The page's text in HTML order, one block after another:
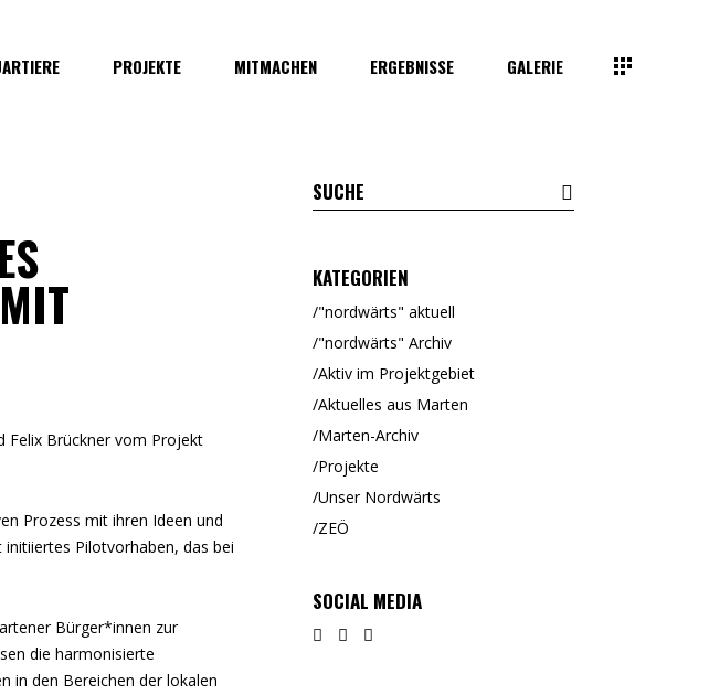
PROJEKTE MITMACHEN ERGEBNISSE GALERIE
Felix Brückner vom Projekt
Prozess mit ihren Ideen und
Pilotvorhaben, das bei
Bürger*innen zur
die harmonisierte
in den Bereichen der lokalen
KATEGORIEN
"nordwärts" aktuell
"nordwärts" Archiv
Aktiv im Projektgebiet
Aktuelles aus Marten
Marten-Archiv
Projekte
Unser Nordwärts
ZEÖ
SOCIAL MEDIA